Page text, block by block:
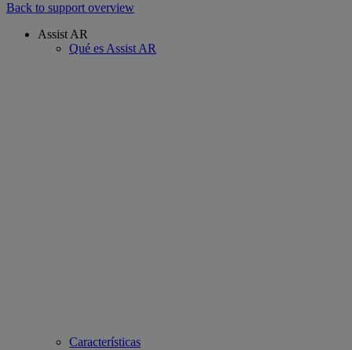
Back to support overview
Assist AR
Qué es Assist AR
Características